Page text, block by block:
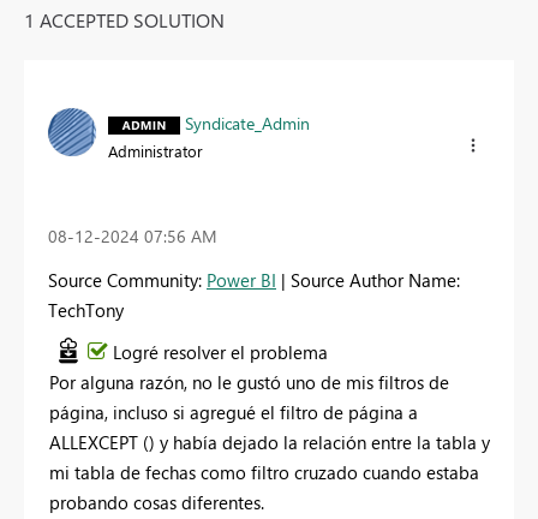
1 ACCEPTED SOLUTION
Syndicate_Admin
Administrator
‎08-12-2024 07:56 AM
Source Community: Power BI | Source Author Name:
TechTony
Logré resolver el problema
Por alguna razón, no le gustó uno de mis filtros de
página, incluso si agregué el filtro de página a
ALLEXCEPT () y había dejado la relación entre la tabla y
mi tabla de fechas como filtro cruzado cuando estaba
probando cosas diferentes.